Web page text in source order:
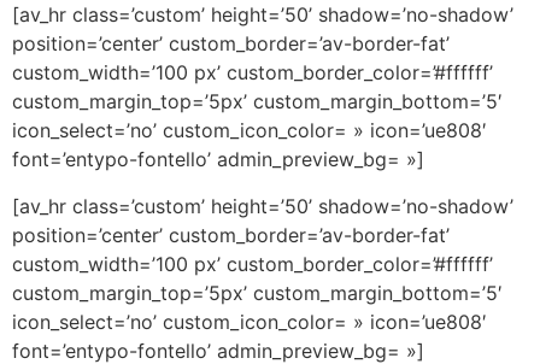
[av_hr class=’custom’ height=’50’ shadow=’no-shadow’
position=’center’ custom_border=’av-border-fat’
custom_width=’100 px’ custom_border_color=’#ffffff’
custom_margin_top=’5px’ custom_margin_bottom=’5′
icon_select=’no’ custom_icon_color= » icon=’ue808′
font=’entypo-fontello’ admin_preview_bg= »]
[av_hr class=’custom’ height=’50’ shadow=’no-shadow’
position=’center’ custom_border=’av-border-fat’
custom_width=’100 px’ custom_border_color=’#ffffff’
custom_margin_top=’5px’ custom_margin_bottom=’5′
icon_select=’no’ custom_icon_color= » icon=’ue808′
font=’entypo-fontello’ admin_preview_bg= »]